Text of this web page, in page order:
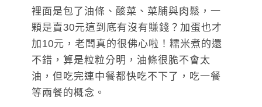
裡面是包了油條、酸菜、菜脯與肉鬆，一
顆是賣30元這到底有沒有賺錢？加蛋也才
加10元，老闆真的很佛心啦！糯米煮的還
不錯，算是粒粒分明，油條很脆不會太
油，但吃完連中餐都快吃不下了，吃一餐
等兩餐的概念。